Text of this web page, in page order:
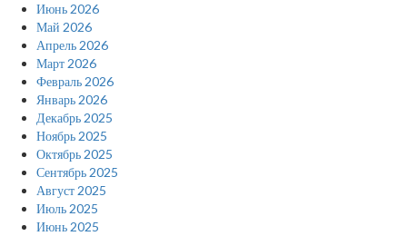
Июнь 2026
Май 2026
Апрель 2026
Март 2026
Февраль 2026
Январь 2026
Декабрь 2025
Ноябрь 2025
Октябрь 2025
Сентябрь 2025
Август 2025
Июль 2025
Июнь 2025